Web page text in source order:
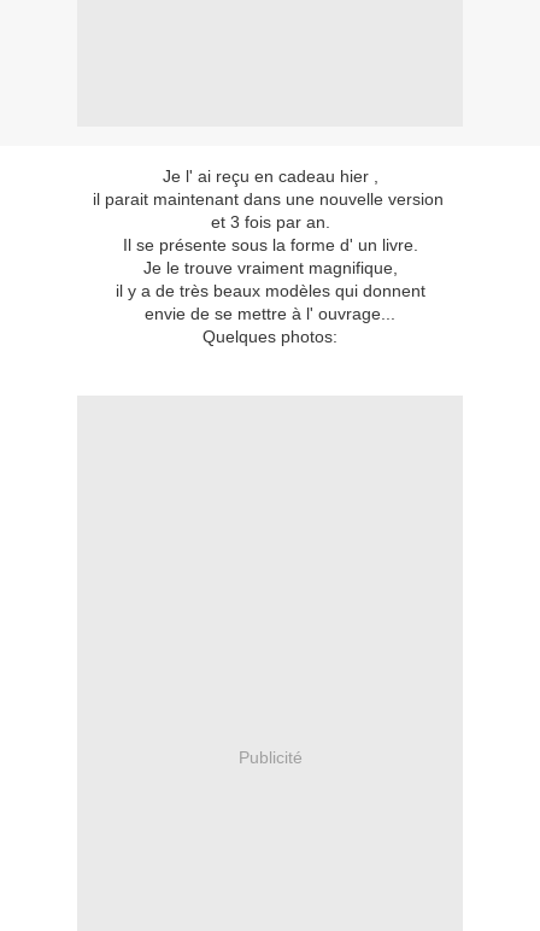
Je l' ai reçu en cadeau hier ,
il parait maintenant dans une nouvelle version
et 3 fois par an.
Il se présente sous la forme d' un livre.
Je le trouve vraiment magnifique,
il y a de très beaux modèles qui donnent
envie de se mettre à l' ouvrage...
Quelques photos:
Publicité